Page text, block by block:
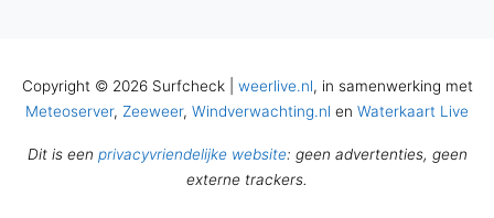
Copyright © 2026 Surfcheck | weerlive.nl, in samenwerking met
Meteoserver, Zeeweer, Windverwachting.nl en Waterkaart Live
Dit is een privacyvriendelijke website: geen advertenties, geen
externe trackers.